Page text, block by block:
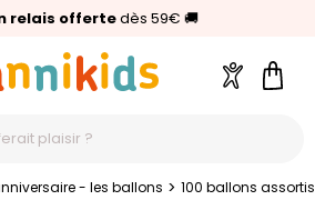
relais offertedès 59€ 🚚
Capital 2025 :Annikids N°1
5(24 000 avis clients)
Compte
- les ballons > 100 ballons